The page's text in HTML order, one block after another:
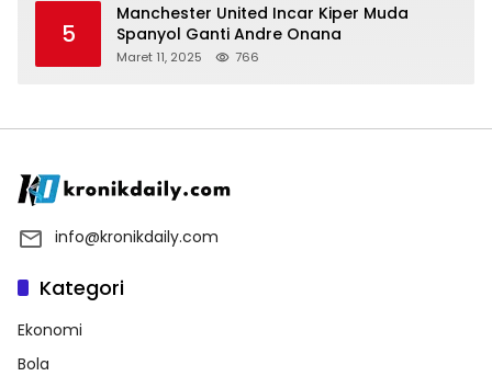
5
Manchester United Incar Kiper Muda
Spanyol Ganti Andre Onana
Maret 11, 2025 766
info@kronikdaily.com
Kategori
Ekonomi
Bola